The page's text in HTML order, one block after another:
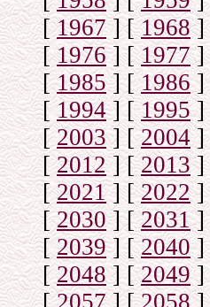
[1967] [1968]
[1976] [1977]
[1985] [1986]
[1994] [1995]
[2003] [2004]
[2012] [2013]
[2021] [2022]
[2030] [2031]
[ 2039] [2040]
[2048] [2049]
[2057] [2058]